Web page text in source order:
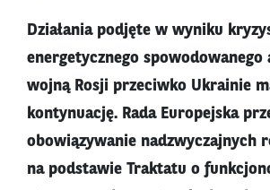
Działania podjęte w wyniku
energetycznego spowodowanego
wojną Rosji przeciwko Ukrainie
kontynuację. Rada Europejska
obowiązywanie nadzwyczajnych
na podstawie Traktatu o